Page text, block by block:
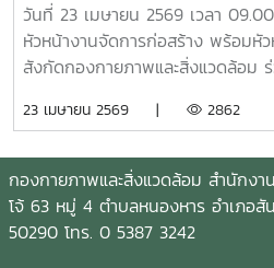
วันที่ 23 เมษายน 2569 เวลา
หัวหน้างานจัดการก่อสร้าง พร้อมหั
สังกัดกองกายภาพและสิ่งแวดล้อม ร่
15.30 น. ณ อาคารสำนักงานมหาวิท
ศาสตราจารย์ ดร. แสนวสันต์ ยอด
มหาวิทยาลัยแม่โจ้ เพื่อแสดงความเค
พรเพื่อความเป็นสิริมงคล เนื่องในวั
23 เมษายน 2569 | 2862
กองกายภาพและสิ่งแวดล้อม สำนักงา
โจ้ 63 หมู่ 4 ตำบลหนองหาร อำเภอสั
50290 โทร. 0 5387 3242